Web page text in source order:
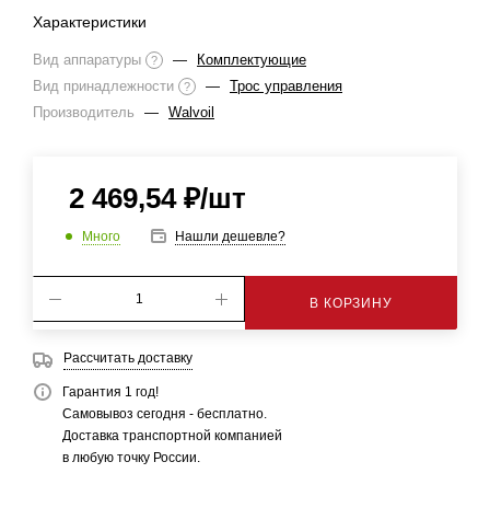
Характеристики
Вид аппаратуры ? —
Комплектующие
Вид принадлежности
? — Трос управления
Производитель
— Walvoil
2 469,54₽/шт
Много Нашли дешевле?
В КОРЗИНУ
Рассчитать доставку
Гарантия 1 год!
Самовывоз сегодня - бесплатно.
Доставка транспортной компанией
в любую точку России.